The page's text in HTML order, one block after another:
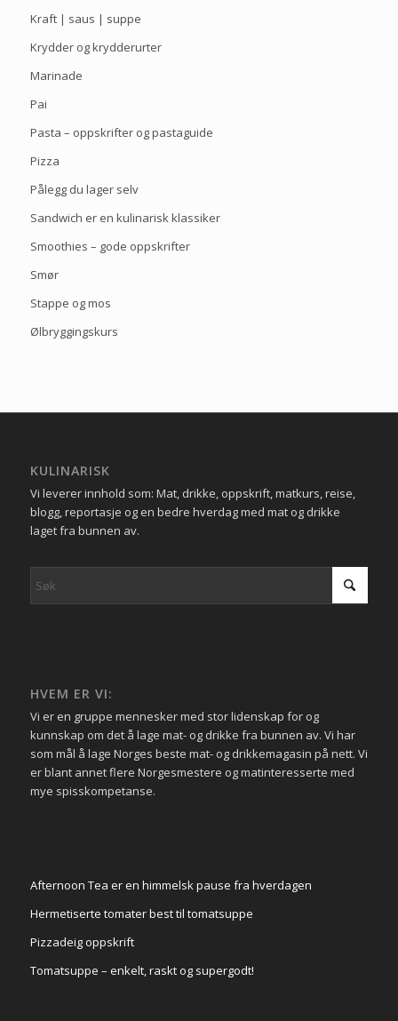
Kraft | saus | suppe
Krydder og krydderurter
Marinade
Pai
Pasta – oppskrifter og pastaguide
Pizza
Pålegg du lager selv
Sandwich er en kulinarisk klassiker
Smoothies – gode oppskrifter
Smør
Stappe og mos
Ølbryggingskurs
KULINARISK
Vi leverer innhold som: Mat, drikke, oppskrift, matkurs, reise,
blogg, reportasje og en bedre hverdag med mat og drikke
laget fra bunnen av.
HVEM ER VI:
Vi er en gruppe mennesker med stor lidenskap for og
kunnskap om det å lage mat- og drikke fra bunnen av. Vi har
som mål å lage Norges beste mat- og drikkemagasin på nett. Vi
er blant annet flere Norgesmestere og matinteresserte med
mye spisskompetanse.
Afternoon Tea er en himmelsk pause fra hverdagen
Hermetiserte tomater best til tomatsuppe
Pizzadeig oppskrift
Tomatsuppe – enkelt, raskt og supergodt!